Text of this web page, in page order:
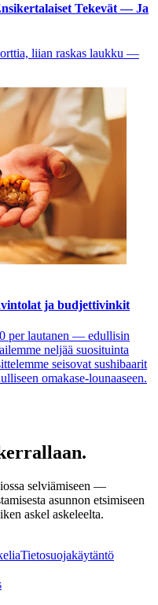
Tekevät — Ja
liian raskas laukku —
ja budjettivinkit
per lautanen — edullisin
neljää suosituinta
seisovat sushibaarit
omakase-lounaaseen.
selviämiseen —
asunnon etsimiseen
askel askeleelta.
Tietosuojakäytäntö